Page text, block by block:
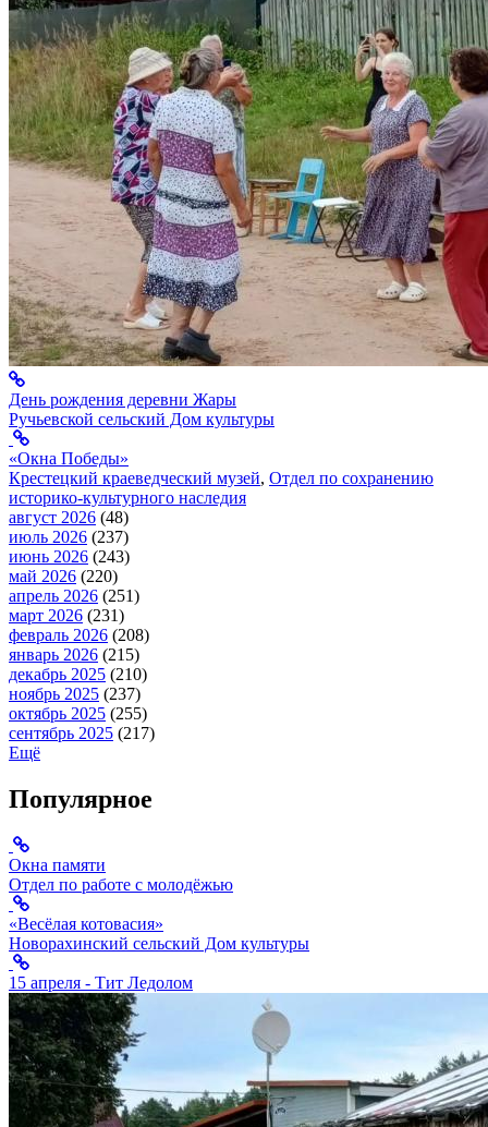
День рождения деревни Жары
Ручьевской сельский Дом культуры
«Окна Победы»
Крестецкий краеведческий музей, Отдел по сохранению
историко-культурного наследия
август 2026 (48)
июль 2026 (237)
июнь 2026 (243)
май 2026 (220)
апрель 2026 (251)
март 2026 (231)
февраль 2026 (208)
январь 2026 (215)
декабрь 2025 (210)
ноябрь 2025 (237)
октябрь 2025 (255)
сентябрь 2025 (217)
Ещё
Популярное
Окна памяти
Отдел по работе с молодёжью
«Весёлая котовасия»
Новорахинский сельский Дом культуры
15 апреля - Тит Ледолом